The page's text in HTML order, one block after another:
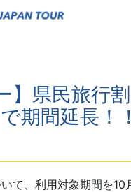
】県民旅行
で期間延長！！
て、利用対象期間を10